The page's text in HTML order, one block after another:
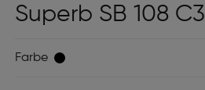
Superb SB 108 C3
Farbe